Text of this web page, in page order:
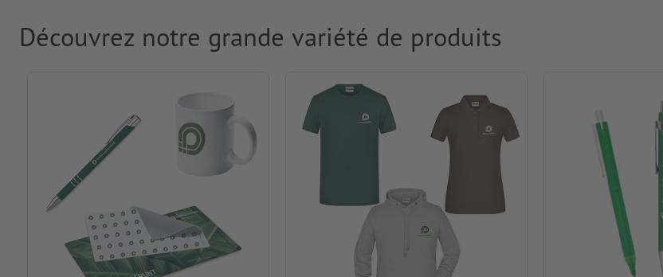
Découvrez notre grande variété de produits